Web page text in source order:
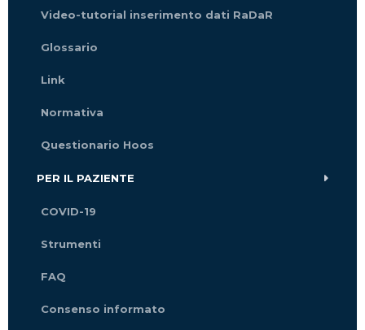
Video-tutorial inserimento dati RaDaR
Glossario
Link
Normativa
Questionario Hoos
PER IL PAZIENTE
COVID-19
Strumenti
FAQ
Consenso informato